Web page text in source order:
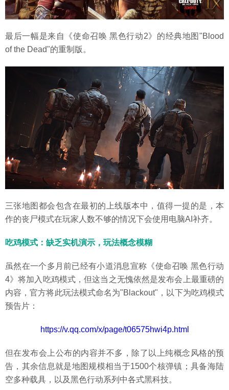
最后一幅是来自《使命召唤 黑色行动2》的经典地图"Blood
of the Dead"的重制版。
三张地图都会包含在最初的上线版本中，值得一提的是，本
作的丧尸模式在玩家人数不够的情况下会使用电脑AI补齐。
吃鸡模式：缺乏实机演示，玩法概念模糊
虽然在一个多月前已经有小道消息宣称《使命召唤 黑色行动
4》将加入吃鸡模式，但这当之无愧依然是发布会上最重磅的
内容，官方将此玩法模式命名为"Blackout"，以下为吃鸡模式
预告片：
https://v.qq.com/x/page/t06575hwi4p.html
但在发布会上公布的内容并不多，除了以上纯概念风格的预
告，其余信息就是地图规模相当于1500个核弹镇；具备海陆
空多种载具，以及黑色行动系列中各式黑科技。